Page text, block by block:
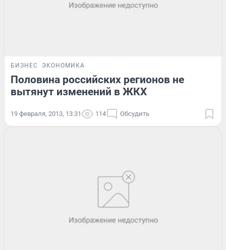
БИЗНЕС ЭКОНОМИКА
Половина российских регионов не
вытянут изменений в ЖКХ
19 февраля, 2013, 13:31 114 Обсудить